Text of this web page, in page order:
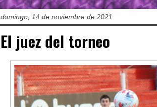
domingo, 14 de noviembre de 2021
El juez del torneo